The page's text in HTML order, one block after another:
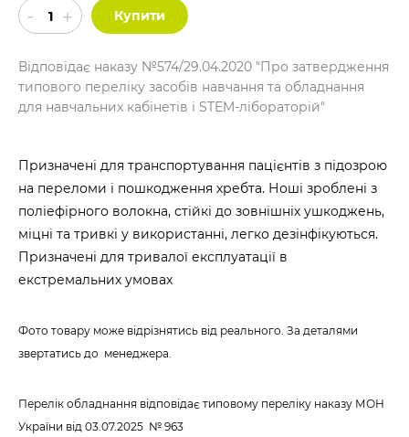
Купити
Відповідає наказу №574/29.04.2020 "Про затвердження
типового переліку засобів навчання та обладнання
для навчальних кабінетів і STEM-лібораторій"
Призначені для транспортування пацієнтів з підозрою
на переломи і пошкодження хребта. Ноші зроблені з
поліефірного волокна, стійкі до зовнішніх ушкоджень,
міцні та тривкі у використанні, легко дезінфікуються.
Призначені для тривалої експлуатації в
екстремальних умовах
Фото товару може відрізнятись від реального. За деталями
звертатись до менеджера.
Перелік обладнання відповідає типовому переліку наказу МОН
України від 03.07.2025 № 963